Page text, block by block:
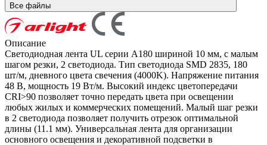
Все файлы
Описание
Светодиодная лента UL серии A180 шириной 10 мм, с малым
шагом резки, 2 светодиода. Тип светодиода SMD 2835, 180
шт/м, дневного цвета свечения (4000K). Напряжение питания
48 В, мощность 19 Вт/м. Высокий индекс цветопередачи
CRI>90 позволяет точно передать цвета при освещении
любых жилых и коммерческих помещений. Малый шаг резки
в 2 светодиода позволяет получить отрезок оптимальной
длины (11.1 мм). Универсальная лента для организации
основного освещения и декоративной подсветки в